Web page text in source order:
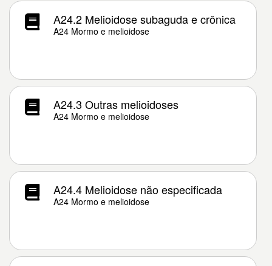
A24.2 Melioidose subaguda e crônica
A24 Mormo e melioidose
A24.3 Outras melioidoses
A24 Mormo e melioidose
A24.4 Melioidose não especificada
A24 Mormo e melioidose